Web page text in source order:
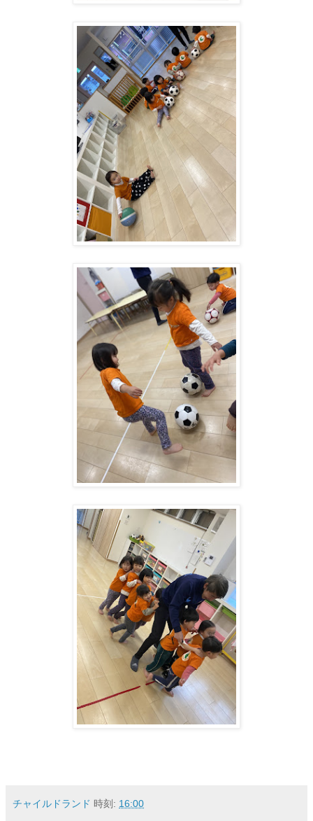
チャイルドランド 時刻: 16:00